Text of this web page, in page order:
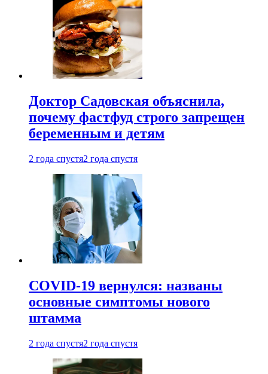
Доктор Садовская объяснила,
почему фастфуд строго запрещен
беременным и детям
2 года спустя2 года спустя
COVID-19 вернулся: названы
основные симптомы нового
штамма
2 года спустя2 года спустя